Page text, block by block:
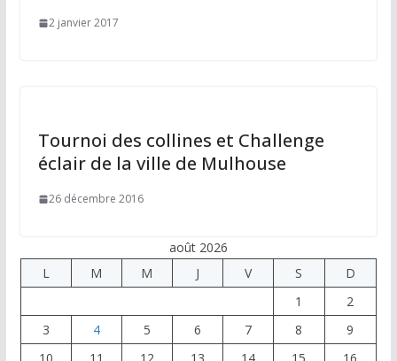
2 janvier 2017
Tournoi des collines et Challenge
éclair de la ville de Mulhouse
26 décembre 2016
août 2026
L
M M J V S
D
1
2
3
4 5 6 7 8
9